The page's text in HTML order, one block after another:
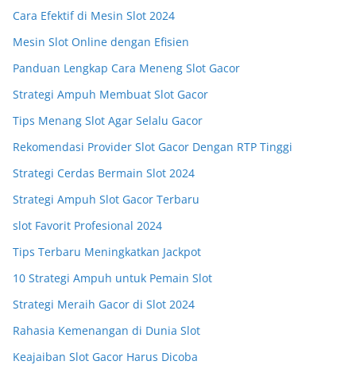
Cara Efektif di Mesin Slot 2024
Mesin Slot Online dengan Efisien
Panduan Lengkap Cara Meneng Slot Gacor
Strategi Ampuh Membuat Slot Gacor
Tips Menang Slot Agar Selalu Gacor
Rekomendasi Provider Slot Gacor Dengan RTP Tinggi
Strategi Cerdas Bermain Slot 2024
Strategi Ampuh Slot Gacor Terbaru
slot Favorit Profesional 2024
Tips Terbaru Meningkatkan Jackpot
10 Strategi Ampuh untuk Pemain Slot
Strategi Meraih Gacor di Slot 2024
Rahasia Kemenangan di Dunia Slot
Keajaiban Slot Gacor Harus Dicoba